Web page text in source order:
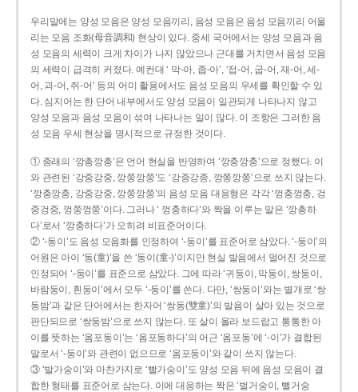
우리말에는 양성 모음은 양성 모음끼리, 음성 모음은 음성 모음끼리 어울
리는 모음 조화(母音調和) 현상이 있다. 중세 국어에서는 양성 모음과 음
성 모음의 세력이 크게 차이가 나지 않았으나 근대를 거치면서 음성 모음
의 세력이 급격히 커졌다. 예컨대 ‘ 막-아, 좁-아’, ‘접-어, 굽-어, 재-어, 세-
어, 괴-어, 쥐-어’ 등의 어미 활용에서도 음성 모음의 우세를 확인할 수 있
다. 심지어는 한 단어 내부에서도 양성 모음이 일관되게 나타나지 않고
양성 모음과 음성 모음이 섞여 나타나는 일이 많다. 이 조항은 그러한 음
성 모음 우세 현상을 명시적으로 규정한 것이다.
① 종래의 ‘깡총깡총’은 언어 현실을 반영하여 ‘깡충깡충’으로 정했다. 이
와 관련된 ‘강중강중, 깡쭝깡쭝’도 ‘강종강종, 깡쫑깡쫑’으로 쓰지 않는다.
‘깡충깡충, 강중강중, 깡쭝깡쭝’의 음성 모음 대응형은 각각 ‘껑충껑충, 겅
중겅중, 껑쭝껑쭝’이다. 그러나 ‘ 껑충하다’와 짝을 이루는 말은 ‘깡총하
다’로서 ‘깡충하다’가 오히려 비표준어이다.
② ‘-동이’도 음성 모음화를 인정하여 ‘-둥이’를 표준어로 삼았다. ‘-둥이’의
어원은 아이 ‘동(童)’을 쓴 ‘동이(童-)’이지만 현실 발음에서 멀어진 것으로
인정되어 ‘-둥이’를 표준으로 삼았다. 그에 따라 ‘귀둥이, 막둥이, 쌍둥이,
바람둥이, 흰둥이’에서 모두 ‘-둥이’를 쓴다. 다만, ‘쌍둥이’와는 별개로 ‘쌍
동밤’과 같은 단어에서는 한자어 ‘쌍동(雙童)’의 발음이 살아 있는 것으로
판단되므로 ‘쌍둥밤’으로 쓰지 않는다. 또 살이 올라 보드랍고 통통한 아
이를 뜻하는 ‘옴포동이’는 ‘옴포동하다’의 어근 ‘옴포동’에 ‘-이’가 결합된
말로서 ‘-둥이’와 관련이 없으므로 ‘옴포둥이’와 같이 쓰지 않는다.
③ ‘발가숭이’와 마찬가지로 ‘빨가숭이’도 양성 모음 뒤에 음성 모음이 결
합한 형태를 표준어로 삼는다. 이에 대응하는 짝은 ‘벌거숭이, 뻘거숭